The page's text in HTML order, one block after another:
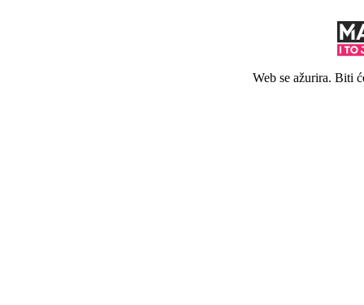
Web se ažurira. Biti